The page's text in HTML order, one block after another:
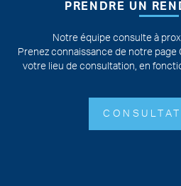
PRENDRE UN
Notre équipe consulte à
Prenez connaissance de notre
votre lieu de consultation, en